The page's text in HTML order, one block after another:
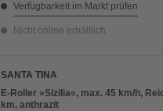
Verfügbarkeit im Markt prüfen
Nicht online erhältlich
SANTA TINA
E-Roller »Sizilia«, max. 45 km/h,
km, anthrazit